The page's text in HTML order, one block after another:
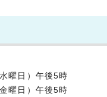
曜日）午後5時
曜日）午後5時